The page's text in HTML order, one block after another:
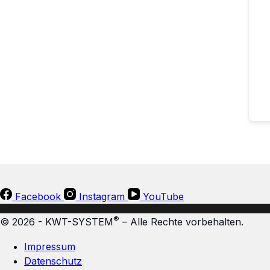
Facebook Instagram YouTube
© 2026 - KWT-SYSTEM® – Alle Rechte vorbehalten.
Impressum
Datenschutz